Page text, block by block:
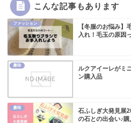
こんな記事もあります
ファッション
【冬服のお悩み】
入れ！毛玉の原因
趣味
ルクアイーレがミ
ン購入品
趣味
石ふしぎ大発見展
の石との出会い♪